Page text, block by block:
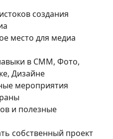
создания
место для медиа
в СММ, Фото,
Дизайне
мероприятия
и полезные
собственный проект